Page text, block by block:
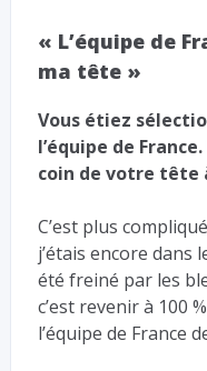
« L’équipe de
ma tête »
Vous étiez
l’équipe de
coin de votre tête
C’est plus
j’étais encore dans
été freiné par les
c’est revenir à 100
l’équipe de France